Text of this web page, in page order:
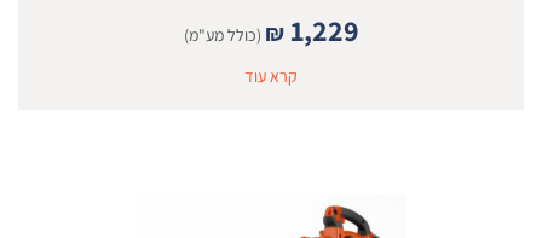
₪ 1,229
(כולל מע"מ)
קרא עוד